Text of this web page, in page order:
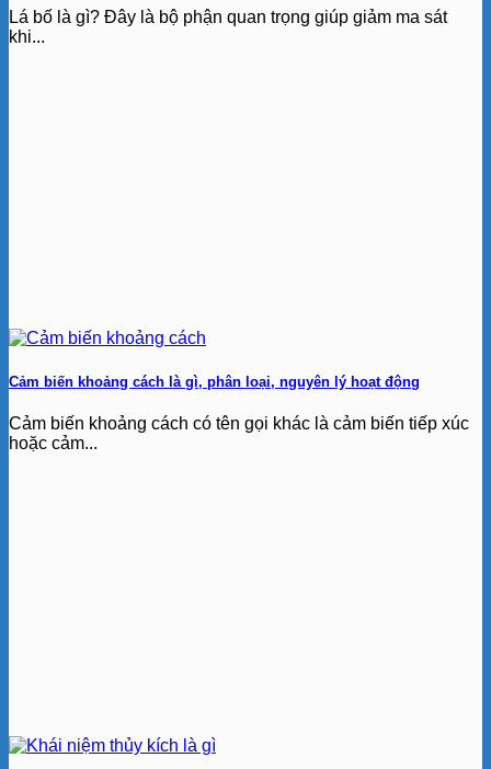
Lá bố là gì? Đây là bộ phận quan trọng giúp giảm ma sát
khi...
Cảm biến khoảng cách là gì, phân loại, nguyên lý hoạt động
Cảm biến khoảng cách có tên gọi khác là cảm biến tiếp xúc
hoặc cảm...